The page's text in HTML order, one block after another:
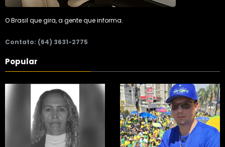
O Brasil que gira, a gente que informa.
Contato: (64) 3631-2775
Popular